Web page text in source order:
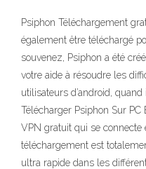
Psiphon Téléchargement
également être téléchargé
souvenez, Psiphon a été
votre aide à résoudre les
utilisateurs d’android,
Télécharger Psiphon Sur
VPN gratuit qui se connecte
téléchargement est
ultra rapide dans les